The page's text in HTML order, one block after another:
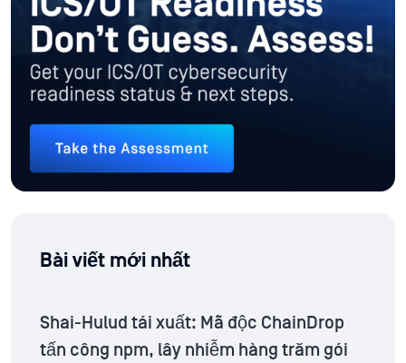
Bài viết mới nhất
Shai-Hulud tái xuất: Mã độc ChainDrop
tấn công npm, lây nhiễm hàng trăm gói